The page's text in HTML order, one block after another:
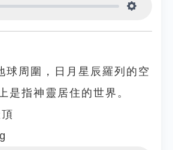
球周圍，日月星辰羅列的空
是指神靈居住的世界。